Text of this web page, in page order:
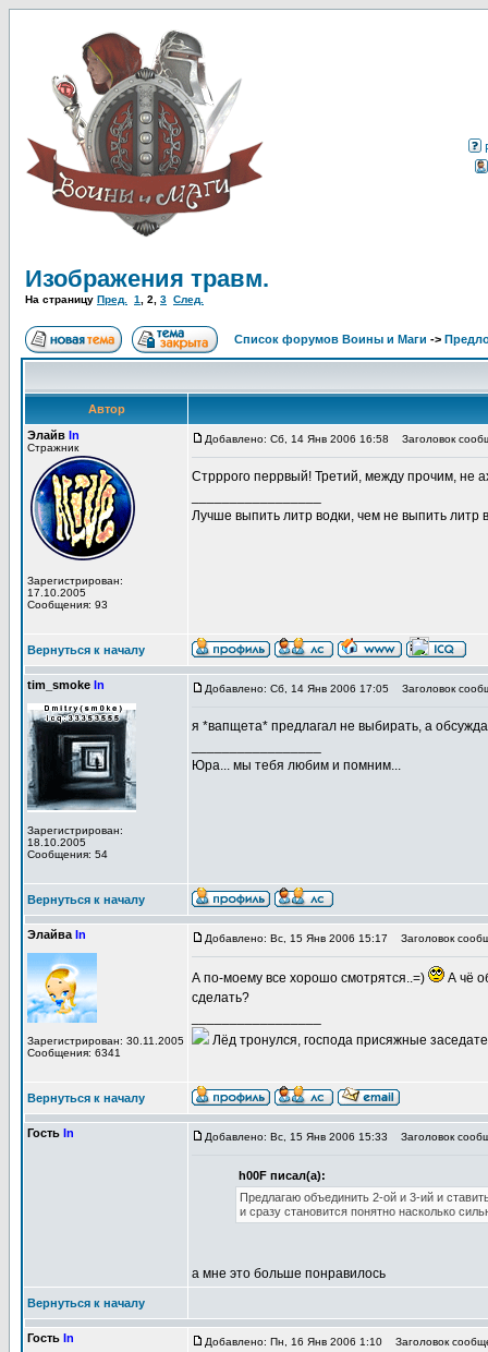
Изображения травм.
На страницу Пред. 1 2 3 След.
Список форумов Воины и Маги ->
Автор
Элайв In
Стражник
Зарегистрирован:
17.10.2005
Сообщения: 93
Добавлено: Сб, 14 Янв 2006 16:58 Заголовок
Стрррого перрвый! Третий, между прочим, не
Лучше выпить литр водки, чем не выпить литр
Вернуться к началу
tim_smoke In
Зарегистрирован:
18.10.2005
Сообщения: 54
Добавлено: Сб, 14 Янв 2006 17:05 Заголовок
я *вапщета* предлагал не выбирать, а
Юра... мы тебя любим и помним...
Вернуться к началу
Элайва In
Зарегистрирован: 30.11.2005
Сообщения: 6341
Добавлено: Вс, 15 Янв 2006 15:17 Заголовок
А по-моему все хорошо смотрятся..=)
А чё
сделать?
Лёд тронулся, господа присяжные
Вернуться к началу
Гость In Добавлено: Вс, 15 Янв 2006 15:33 Заголовок
h00F писал(а):
Предлагаю объединить 2-ой и 3-ий и
и сразу становится понятно насколько
а мне это больше понравилось
Вернуться к началу
Гость In Добавлено: Пн, 16 Янв 2006 1:10 Заголовок